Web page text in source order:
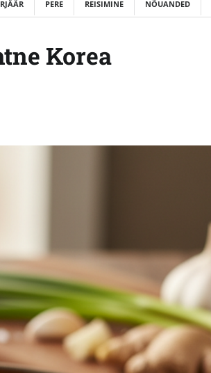
PERE REISIMINE NÕUANDED
Korea